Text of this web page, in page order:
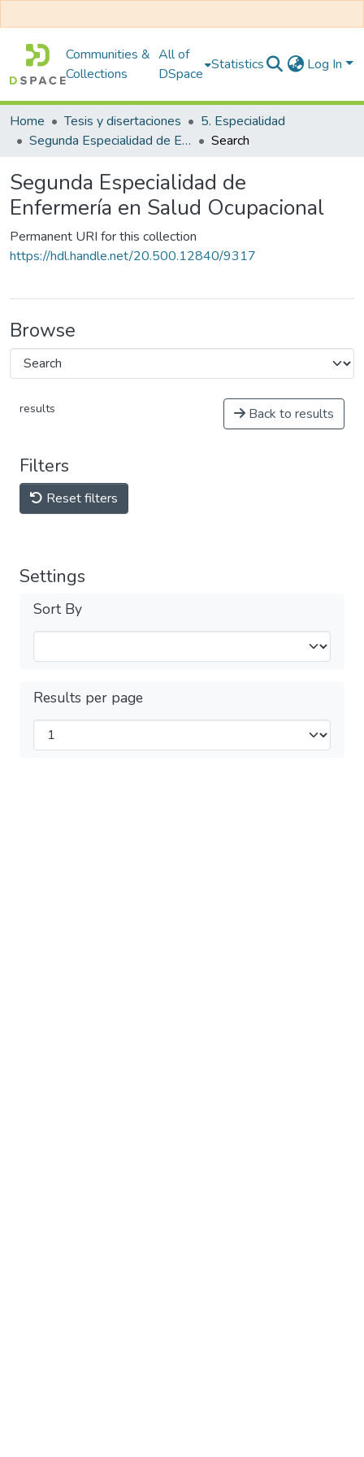
Communities &
Collections
All of
DSpace
Statistics Log In
Home Tesis y disertaciones
5. Especialidad
Segunda Especialidad de Enfermería en Salud Ocupacional
Search
Segunda Especialidad de
Enfermería en Salud Ocupacional
Permanent URI for this collection
https://hdl.handle.net/20.500.12840/9317
Browse
results Back to results
Filters
Reset filters
Settings
Sort By
Results per page